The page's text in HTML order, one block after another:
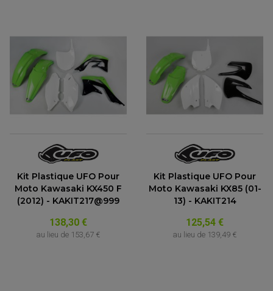
ACCESSOIRE MOTO KTM
ACCESSOIRE MOTO MV AGUSTA
ACCESSOIRE MOTO SUZUKI
ACCESSOIRE MOTO TRIUMPH
ACCESSOIRE MOTO YAMAHA
SOUFFLET DE CARDANS
Kit Plastique UFO Pour
Moto Kawasaki KX450 F
(2012) - KAKIT217@999
138,30 €
au lieu de 153,67 €
Kit Plastique UFO Pour
Moto Kawasaki KX85 (01-
13) - KAKIT214
125,54 €
au lieu de 139,49 €